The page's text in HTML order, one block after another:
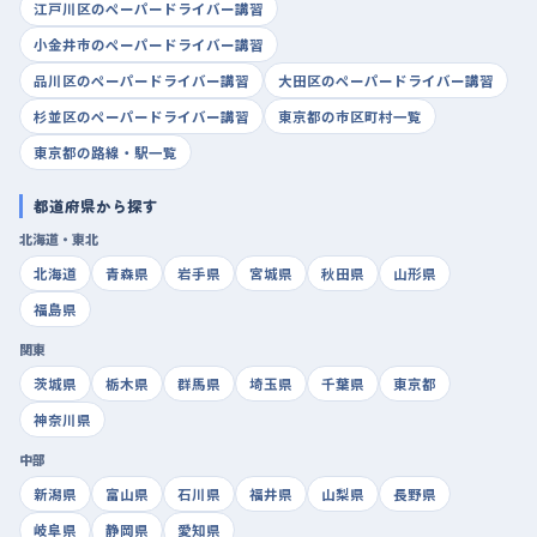
江戸川区のペーパードライバー講習
小金井市のペーパードライバー講習
品川区のペーパードライバー講習
大田区のペーパードライバー講習
杉並区のペーパードライバー講習
東京都の市区町村一覧
東京都の路線・駅一覧
都道府県から探す
北海道・東北
北海道
青森県 岩手県 宮城県 秋田県
山形県
福島県
関東
茨城県
栃木県 群馬県 埼玉県 千葉県
東京都
神奈川県
中部
新潟県
富山県 石川県 福井県 山梨県
長野県
岐阜県
静岡県 愛知県